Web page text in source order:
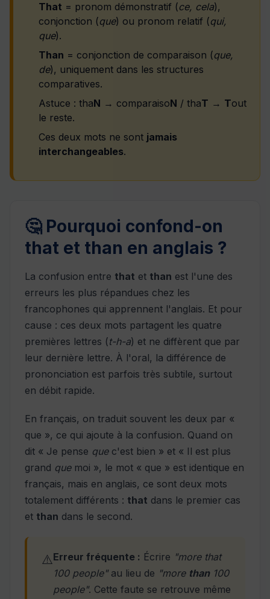
That = pronom démonstratif (ce, cela),
conjonction (que) ou pronom relatif (qui,
que).
Than = conjonction de comparaison (que,
de), uniquement dans les structures
comparatives.
Astuce : thaN → comparaisoN / thaT → Tout
le reste.
Ces deux mots ne sont jamais
interchangeables.
🤔 Pourquoi confond-on
that et than en anglais ?
La confusion entre that et than est l'une des
erreurs les plus répandues chez les
francophones qui apprennent l'anglais. Et pour
cause : ces deux mots partagent les quatre
premières lettres (t-h-a) et ne diffèrent que par
leur dernière lettre. À l'oral, la différence de
prononciation est parfois très subtile, surtout
en débit rapide.
En français, on traduit souvent les deux par «
que », ce qui ajoute à la confusion. Quand on
dit « Je pense quec'est bien » et « Il est plus
grand quemoi », le mot « que » est identique en
français, mais en anglais, ce sont deux mots
totalement différents : that dans le premier cas
et than dans le second.
⚠️Erreur fréquente : Écrire "more that
100 people"au lieu de "more than100
people". Cette faute se retrouve même